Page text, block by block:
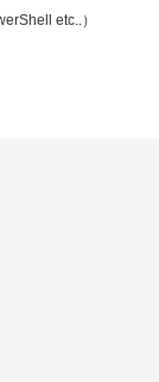
etc..）